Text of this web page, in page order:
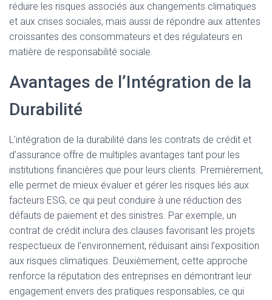
réduire les risques associés aux changements climatiques
et aux crises sociales, mais aussi de répondre aux attentes
croissantes des consommateurs et des régulateurs en
matière de responsabilité sociale.
Avantages de l’Intégration de la
Durabilité
L’intégration de la durabilité dans les contrats de crédit et
d’assurance offre de multiples avantages tant pour les
institutions financières que pour leurs clients. Premièrement,
elle permet de mieux évaluer et gérer les risques liés aux
facteurs ESG, ce qui peut conduire à une réduction des
défauts de paiement et des sinistres. Par exemple, un
contrat de crédit inclura des clauses favorisant les projets
respectueux de l’environnement, réduisant ainsi l’exposition
aux risques climatiques. Deuxièmement, cette approche
renforce la réputation des entreprises en démontrant leur
engagement envers des pratiques responsables, ce qui